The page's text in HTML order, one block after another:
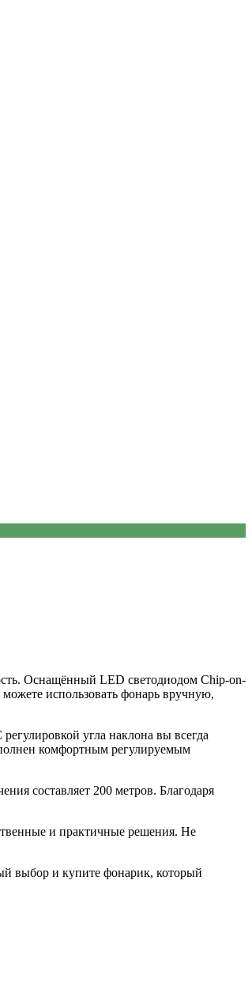
Оснащённый LED светодиодом Chip-on-
использовать фонарь вручную,
угла наклона вы всегда
комфортным регулируемым
составляет 200 метров. Благодаря
и практичные решения. Не
выбор и купите фонарик, который